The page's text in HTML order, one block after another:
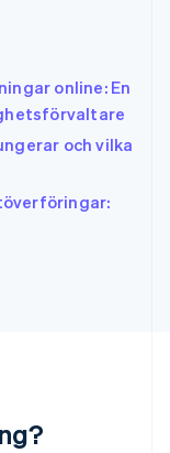
online: En
och vilka